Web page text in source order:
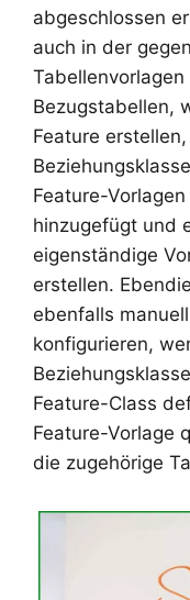
abgeschlossen
auch in der
Bezugstabellen,
Feature
Feature-
hinzugefügt und
eigenständige
erstellen.
ebenfalls
konfigurieren,
Feature-Class
Feature-Vorlage
die zugehörige